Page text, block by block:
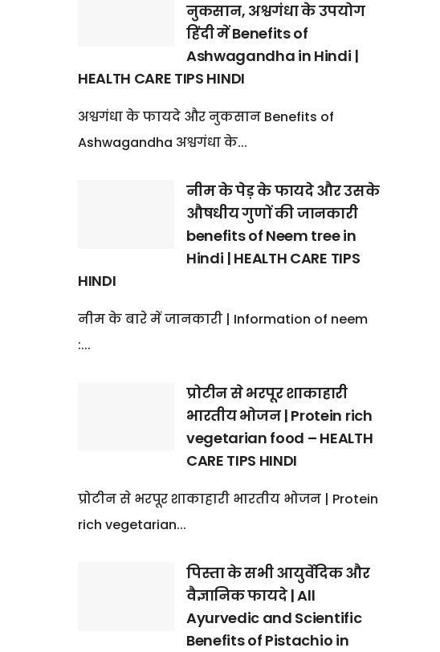
नुकसान, अश्वगंधा के उपयोग
हिंदी में Benefits of
Ashwagandha in Hindi |
HEALTH CARE TIPS HINDI
अश्वगंधा के फायदे और नुकसान Benefits of
Ashwagandha अश्वगंधा के...
नीम के पेड़ के फायदे और उसके
औषधीय गुणों की जानकारी
benefits of Neem tree in
Hindi | HEALTH CARE TIPS
HINDI
नीम के बारे में जानकारी | Information of neem
:...
प्रोटीन से भरपूर शाकाहारी
भारतीय भोजन | Protein rich
vegetarian food – HEALTH
CARE TIPS HINDI
प्रोटीन से भरपूर शाकाहारी भारतीय भोजन | Protein
rich vegetarian...
पिस्ता के सभी आयुर्वेदिक और
वैज्ञानिक फायदे | All
Ayurvedic and Scientific
Benefits of Pistachio in